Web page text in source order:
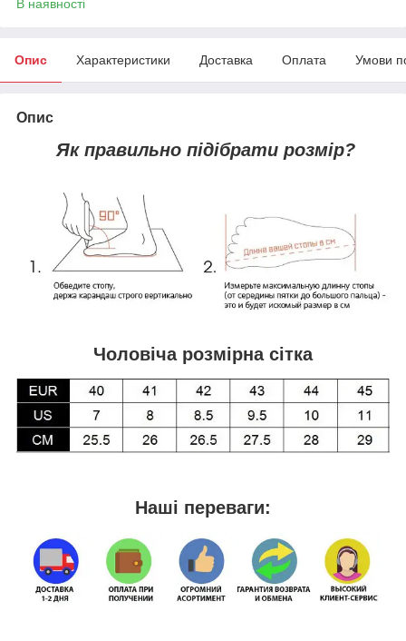
В наявності
Опис Характеристики Доставка Оплата Умови
Опис
Як правильно підібрати розмір?
Чоловіча розмірна сітка
Наші переваги: